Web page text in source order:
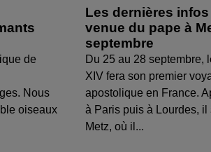
de
Nous
oiseaux
Les dernières
venue du pape à
septembre
Du 25 au 28 septembre,
XIV fera son premier
apostolique en France.
à Paris puis à Lourdes, il
Metz, où il...